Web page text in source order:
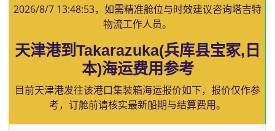
2026/8/7 13:48:53，如需精准舱位与时效建议咨询塔吉特
物流工作人员。
天津港到Takarazuka(兵库县宝冢,日
本)海运费用参考
目前天津港发往该港口集装箱海运报价如下，报价仅作参
考，订舱前请核实最新船期与结算费用。